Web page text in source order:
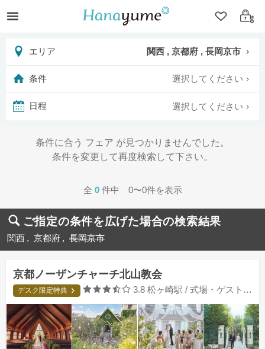
クリップ
ログ
エリア 関西 , 京都府 , 長岡京市
条件 選択してください
日程 選択してください
条件に合う フェア が見つかりませんでした。
条件を変更して再度検索して下さい。
全 0 件中 0〜0件を表示
ご指定の条件を広げた場合の検索結果
関西 京都府 長岡京市
京都ノーザンチャーチ北山教会
デスク限定特典 口コミ評価
3.8 松ヶ崎駅 / 式場・ゲストハウス